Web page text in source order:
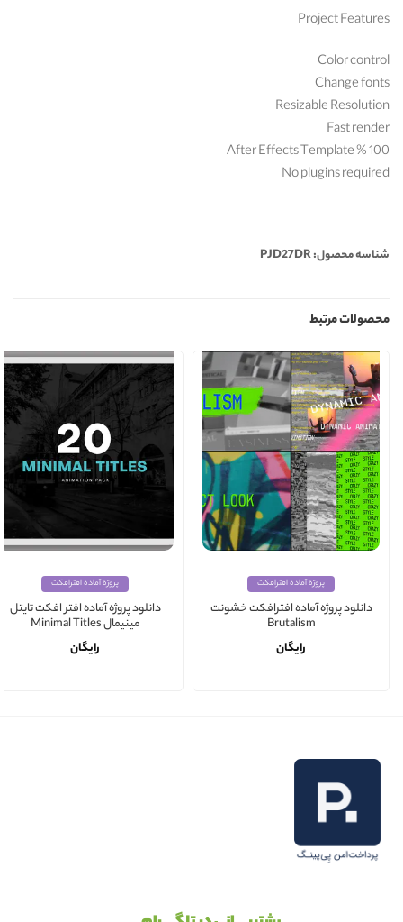
Project Features
Color control
Change fonts
Resizable Resolution
Fast render
100 % After Effects Template
No plugins required
شناسه محصول: PJD27DR
محصولات مرتبط
پروژه آماده افترافکت
دانلود پروژه آماده افترافکت خشونت
Brutalism
رایگان
پروژه آماده افترافکت
دانلود پروژه آماده افتر افکت تایتل
مینیمال Minimal Titles
رایگان